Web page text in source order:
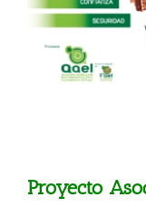
Proyecto